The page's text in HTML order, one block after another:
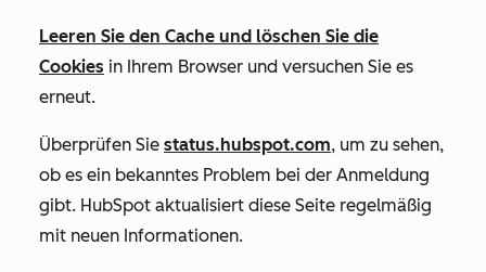
Leeren Sie den Cache und löschen Sie die
Cookies in Ihrem Browser und versuchen Sie es
erneut.
Überprüfen Sie status.hubspot.com, um zu sehen,
ob es ein bekanntes Problem bei der Anmeldung
gibt. HubSpot aktualisiert diese Seite regelmäßig
mit neuen Informationen.